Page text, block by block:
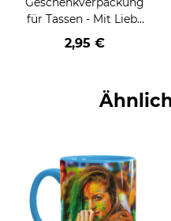
für Tassen - Mit Liebe
geschenkt
2,95 €